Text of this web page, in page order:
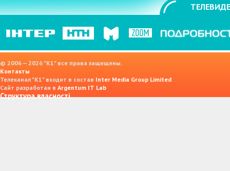
© 2006 — 2026 "K1" все права защищены.
Контакты
Телеканал "К1" входит в состав Inter Media Group Limited
Сайт разработан в Argentum IT Lab
Структура власності